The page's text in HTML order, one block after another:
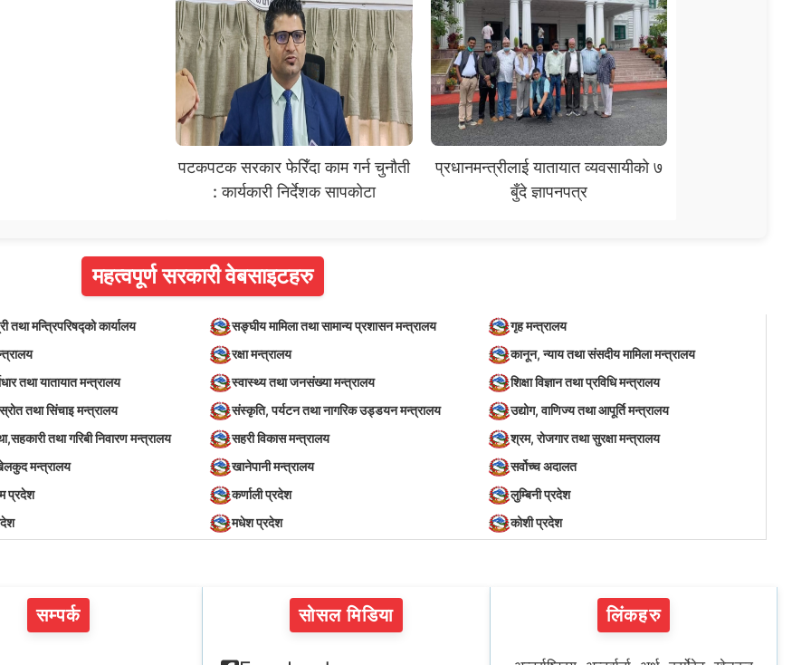
पटकपटक सरकार फेरिँदा काम गर्न चुनौती
: कार्यकारी निर्देशक सापकोटा
प्रधानमन्त्रीलाई यातायात व्यवसायीको ७
बुँदे ज्ञापनपत्र
महत्वपूर्ण सरकारी वेबसाइटहरु
तथा मन्त्रिपरिषद्को कार्यालय सङ्घीय मामिला तथा सामान्य प्रशासन मन्त्रालय
गृह मन्त्रालय
रक्षा मन्त्रालय
कानून, न्याय तथा संसदीय मामिला मन्त्रालय
तथा यातायात मन्त्रालय
स्वास्थ्य तथा जनसंख्या मन्त्रालय
शिक्षा विज्ञान तथा प्रविधि मन्त्रालय
तथा सिंचाइ मन्त्रालय
संस्कृति, पर्यटन तथा नागरिक उड्डयन मन्त्रालय
उद्योग, वाणिज्य तथा आपूर्ति मन्त्रालय
तथा गरिबी निवारण मन्त्रालय
सहरी विकास मन्त्रालय
श्रम, रोजगार तथा सुरक्षा मन्त्रालय
मन्त्रालय
खानेपानी मन्त्रालय
सर्वोच्च अदालत
प्रदेश
कर्णाली प्रदेश
लुम्बिनी प्रदेश
मधेश प्रदेश कोशी प्रदेश
सम्पर्क सोसल मिडिया लिंकहरु